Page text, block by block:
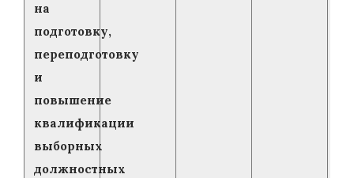
на
подготовку,
переподготовку
и
повышение
квалификации
выборных
должностных